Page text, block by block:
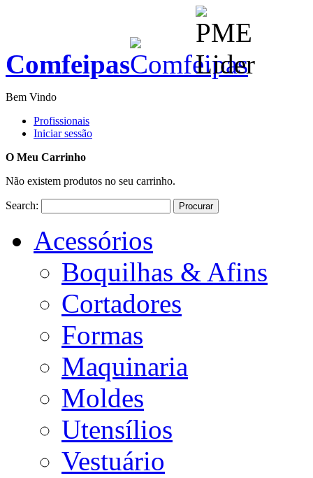
Comfeipas
Bem Vindo
Profissionais
Iniciar sessão
O Meu Carrinho
Não existem produtos no seu carrinho.
Search: Procurar
Acessórios
Boquilhas & Afins
Cortadores
Formas
Maquinaria
Moldes
Utensílios
Vestuário